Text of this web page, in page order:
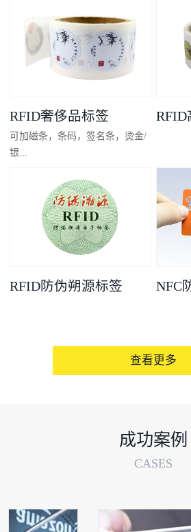
RFID奢侈品标签
可加磁条，条码，签名条，烫金/
银...
凸码，金/银底
RFID
RFID防伪朔源标签 NFC
查看更多
成功案例
CASES